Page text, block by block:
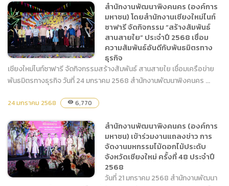
เลี้ยงเฉลิมฉลองวาระครบรอบ
76 ปี วันชาติสาธารณรัฐ
อินเดีย
(องค์การมหาชน) โดย
สำนักงานเชียงใหม่ไนท์ซาฟารี
จัดกิจกรรม “สร้างสัมพันธ์
สานสายใย” ประจำปี 2568
เชื่อมความสัมพันธ์อันดีกับ
พันธมิตรทางธุรกิจ
สำนักงานพัฒนาพิงคนคร (องค์การ
มหาชน) โดยสำนักงานเชียงใหม่ไนท์
ซาฟารี จัดกิจกรรม “สร้างสัมพันธ์
สานสายใย” ประจำปี 2568 เชื่อม
ความสัมพันธ์อันดีกับพันธมิตรทาง
ธุรกิจ
เชียงใหม่ไนท์ซาฟารี จัดกิจกรรมสร้างสัมพันธ์ สานสายใย เชื่อมเครือข่าย
พันธมิตรทางธุรกิจ วันที่ 24 มกราคม 2568 สำนักงานพัฒนาพิงคนคร ...
24 มกราคม 2568 visibility 6,770
สำนักงานพัฒนาพิงคนคร (องค์การ
มหาชน) เข้าร่วมงานแถลงข่าว การ
จัดงานมหกรรมไม้ดอกไม้ประดับ
จังหวัดเชียงใหม่ ครั้งที่ 48 ประจำปี
2568
วันที่ 21 มกราคม 2568 สำนักงานพัฒนา